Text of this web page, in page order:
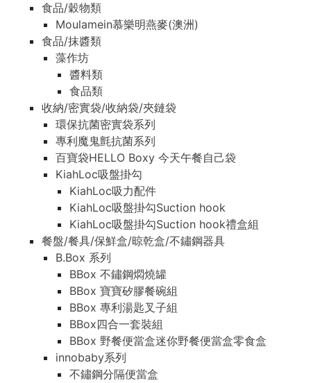
食品/穀物類
Moulamein慕樂明燕麥(澳洲)
食品/抹醬類
藻作坊
醬料類
食品類
收納/密實袋/收納袋/夾鏈袋
環保抗菌密實袋系列
專利魔鬼氈抗菌系列
百寶袋HELLO Boxy 今天午餐自己袋
KiahLoc吸盤掛勾
KiahLoc吸力配件
KiahLoc吸盤掛勾Suction hook
KiahLoc吸盤掛勾Suction hook禮盒組
餐盤/餐具/保鮮盒/晾乾盒/不鏽鋼器具
B.Box 系列
BBox 不鏽鋼燜燒罐
BBox 寶寶矽膠餐碗組
BBox 專利湯匙叉子組
BBox四合一套裝組
BBox 野餐便當盒迷你野餐便當盒零食盒
innobaby系列
不鏽鋼分隔便當盒